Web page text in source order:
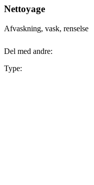
Nettoyage
Afvaskning, vask, renselse
Del med andre:
Type: